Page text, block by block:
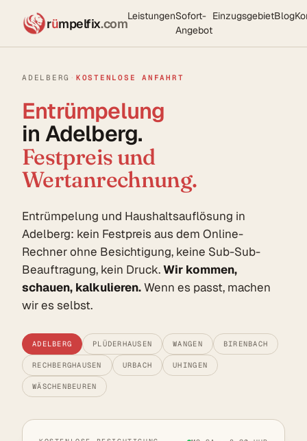
rümpelfix.comLeistungenSofort-
Angebot
EinzugsgebietBlog
ADELBERG · KOSTENLOSE ANFAHRT
Entrümpelung
in Adelberg.
Festpreis und
Wertanrechnung.
Entrümpelung und Haushaltsauflösung in
Adelberg: kein Festpreis aus dem Online-
Rechner ohne Besichtigung, keine Sub-Sub-
Beauftragung, kein Druck.Wir kommen,
schauen, kalkulieren.Wenn es passt, machen
wir es selbst.
ADELBERG PLÜDERHAUSEN WANGEN BIRENBACH
RECHBERGHAUSEN URBACH UHINGEN
WÄSCHENBEUREN